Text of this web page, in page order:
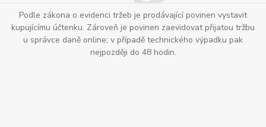
Podle zákona o evidenci tržeb je prodávající povinen vystavit
kupujícímu účtenku. Zároveň je povinen zaevidovat přijatou tržbu
u správce daně online; v případě technického výpadku pak
nejpozději do 48 hodin.